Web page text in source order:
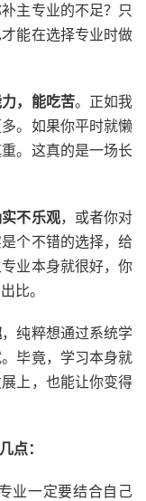
主专业的不足？只
能在选择专业时做
，能吃苦。正如我
。如果你平时就懒
。这真的是一场长
不乐观，或者你对
个不错的选择，给
业本身就很好，你
比。
，纯粹想通过系统学
毕竟，学习本身就
上，也能让你变得
点：
业一定要结合自己